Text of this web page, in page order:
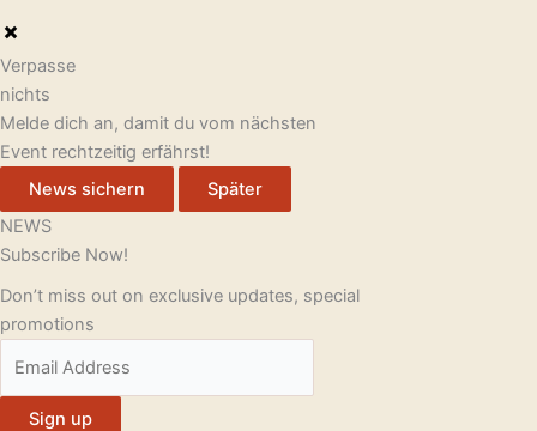
Verpasse
nichts
Melde dich an, damit du vom nächsten
Event rechtzeitig erfährst!
News sichern
Später
NEWS
Subscribe Now!
Don’t miss out on exclusive updates, special
promotions
Sign up